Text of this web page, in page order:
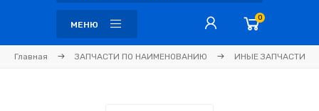
МЕНЮ
0
Главная ЗАПЧАСТИ ПО НАИМЕНОВАНИЮ ИНЫЕ ЗАПЧАСТИ